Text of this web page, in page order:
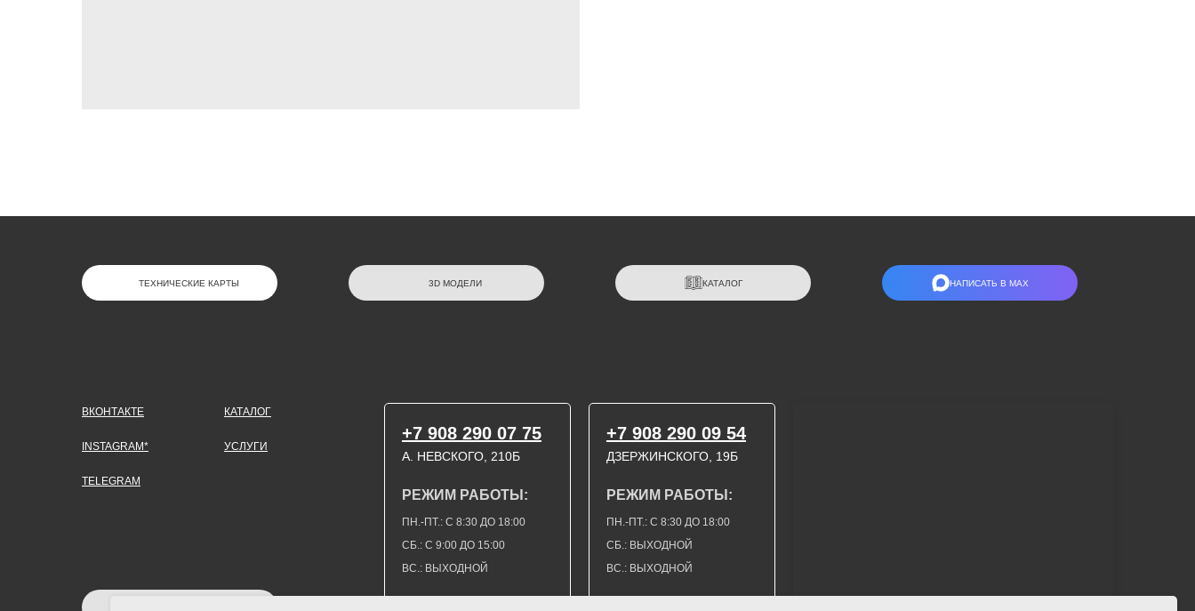
НАПИСАТЬ В МАХ
КАТАЛОГ
3D МОДЕЛИ
ТЕХНИЧЕСКИЕ КАРТЫ
TELEGRAM
INSTAGRAM*
ВКОНТАКТЕ
ДЗЕРЖИНСКОГО, 19Б
ВС.: ВЫХОДНОЙ
СБ.: С 9:00 ДО 15:00
ПН.-ПТ.: С 8:30 ДО 18:00
А. НЕВСКОГО, 210Б
УСЛУГИ
+7 908 290 09 54
РЕЖИМ РАБОТЫ:
ВС.: ВЫХОДНОЙ
СБ.: ВЫХОДНОЙ
ПН.-ПТ.: С 8:30 ДО 18:00
РЕЖИМ РАБОТЫ:
+7 908 290 07 75
КАТАЛОГ